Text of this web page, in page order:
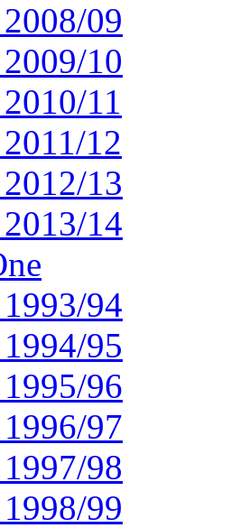
09
10
11
12
13
14
94
95
96
97
98
99